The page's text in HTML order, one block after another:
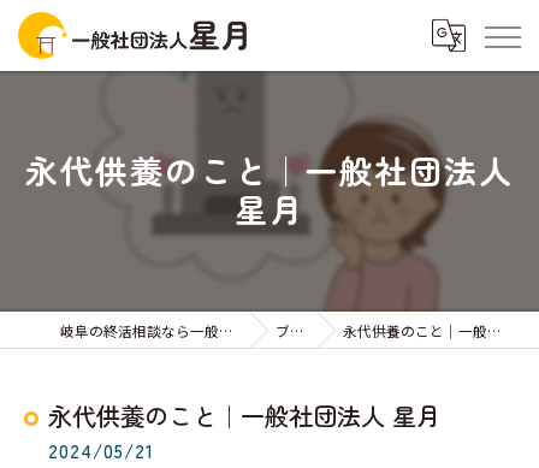
永代供養のこと｜一般社団法人
星月
岐阜の終活相談なら一般社団法人星月 ブログ 永代供養のこと｜一般社団法人 星月
永代供養のこと｜一般社団法人 星月
2024/05/21